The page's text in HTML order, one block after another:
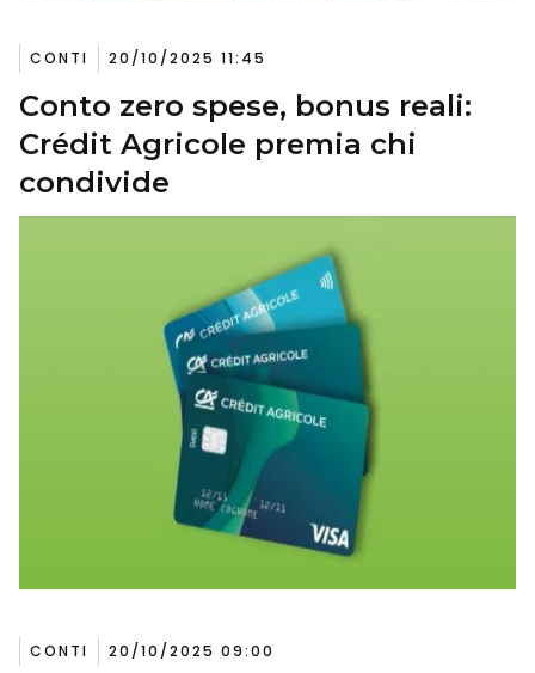
CONTI 20/10/2025 11:45
Conto zero spese, bonus reali:
Crédit Agricole premia chi
condivide
CONTI 20/10/2025 09:00